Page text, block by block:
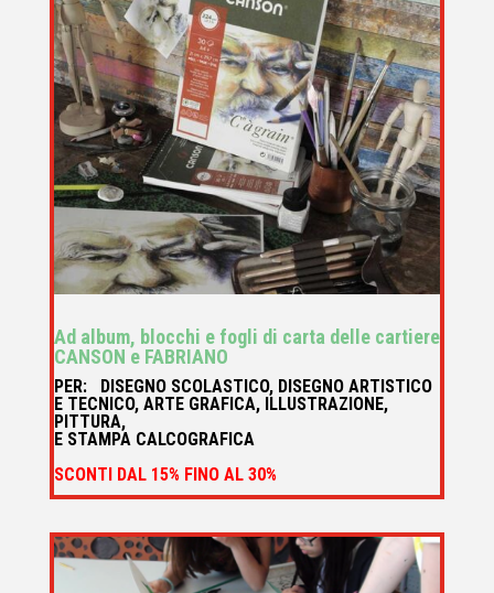
Ad album, blocchi e fogli di carta delle cartiere
CANSON e FABRIANO
PER: DISEGNO SCOLASTICO, DISEGNO ARTISTICO
E TECNICO, ARTE GRAFICA, ILLUSTRAZIONE,
PITTURA,
E STAMPA CALCOGRAFICA
SCONTI DAL 15% FINO AL 30%